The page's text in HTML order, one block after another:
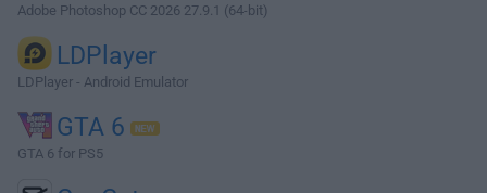
Adobe Photoshop CC 2026 27.9.1 (64-bit)
LDPlayer
LDPlayer - Android Emulator
GTA 6
GTA 6 for PS5